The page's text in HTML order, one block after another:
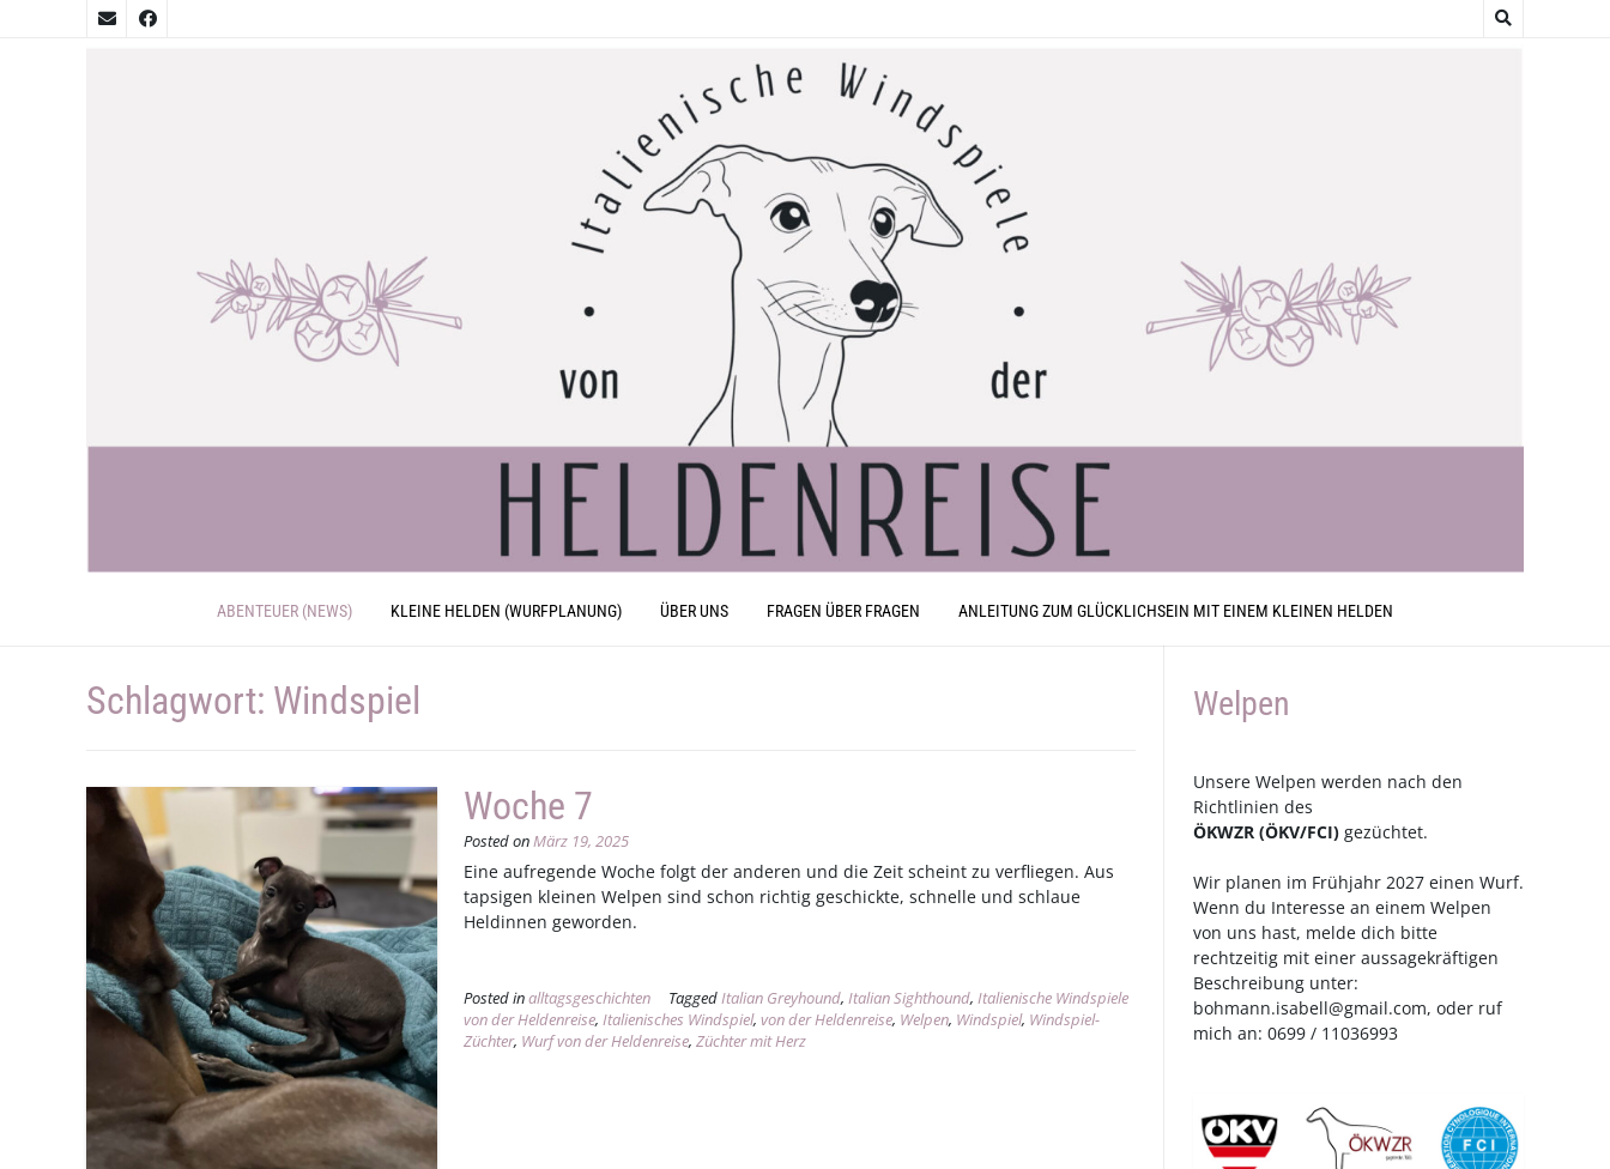
ABENTEUER (NEWS) KLEINE HELDEN (WURFPLANUNG) ÜBER UNS FRAGEN ÜBER FRAGEN ANLEITUNG ZUM GLÜCKLICHSEIN MIT EINEM KLEINEN HELDEN
Schlagwort: Windspiel
Woche 7
Posted onMärz 19, 2025
Eine aufregende Woche folgt der anderen und die Zeit scheint zu verfliegen. Aus
tapsigen kleinen Welpen sind schon richtig geschickte, schnelle und schlaue
Heldinnen geworden.
Posted inalltagsgeschichten TaggedItalian Greyhound,Italian Sighthound,Italienische Windspiele
von der Heldenreise,Italienisches Windspiel,von der Heldenreise, Welpen, Windspiel, Windspiel-
Züchter, Wurf von der Heldenreise,Züchter mit Herz
Welpen
Unsere Welpen werden nach den
Richtlinien des
ÖKWZR (ÖKV/FCI) gezüchtet.
Wir planen im Frühjahr 2027 einen Wurf.
Wenn du Interesse an einem Welpen
von uns hast, melde dich bitte
rechtzeitig mit einer aussagekräftigen
Beschreibung unter:
bohmann.isabell@gmail.com, oder ruf
mich an: 0699 / 11036993